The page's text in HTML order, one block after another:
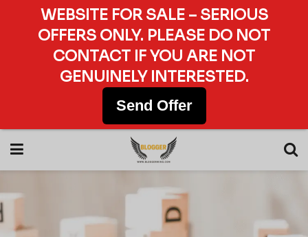
WEBSITE FOR SALE – SERIOUS
OFFERS ONLY. PLEASE DO NOT
CONTACT IF YOU ARE NOT
GENUINELY INTERESTED.
Send Offer